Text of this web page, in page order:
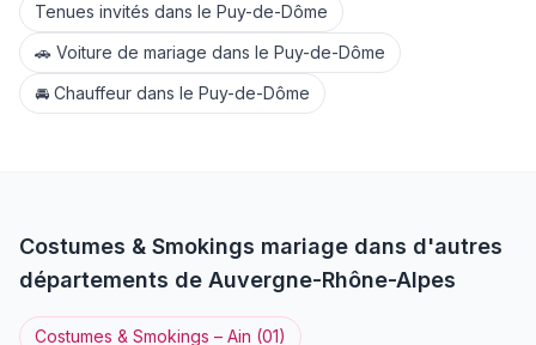
Tenues invités dans le Puy-de-Dôme
🚗 Voiture de mariage dans le Puy-de-Dôme
🚘 Chauffeur dans le Puy-de-Dôme
Costumes & Smokings mariage dans d'autres
départements de Auvergne-Rhône-Alpes
Costumes & Smokings – Ain (01)